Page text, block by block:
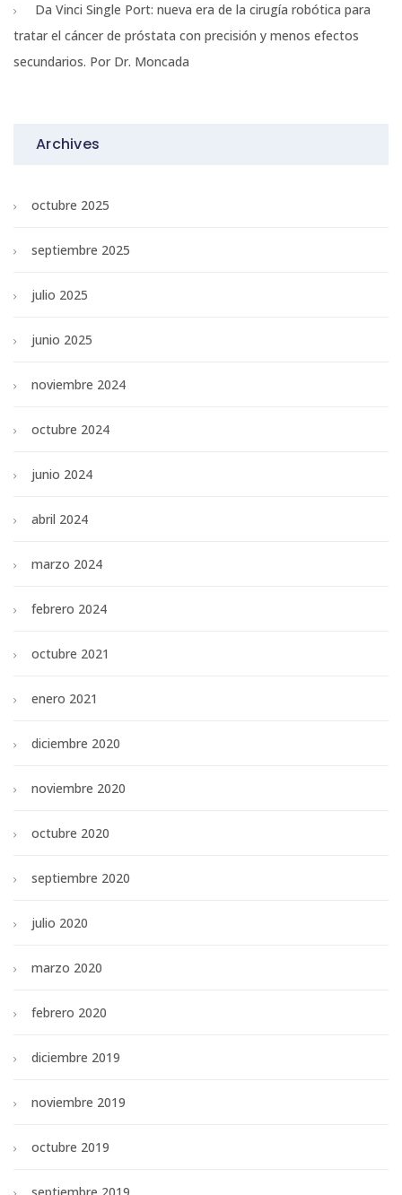
Da Vinci Single Port: nueva era de la cirugía robótica para
tratar el cáncer de próstata con precisión y menos efectos
secundarios. Por Dr. Moncada
Archives
octubre 2025
septiembre 2025
julio 2025
junio 2025
noviembre 2024
octubre 2024
junio 2024
abril 2024
marzo 2024
febrero 2024
octubre 2021
enero 2021
diciembre 2020
noviembre 2020
octubre 2020
septiembre 2020
julio 2020
marzo 2020
febrero 2020
diciembre 2019
noviembre 2019
octubre 2019